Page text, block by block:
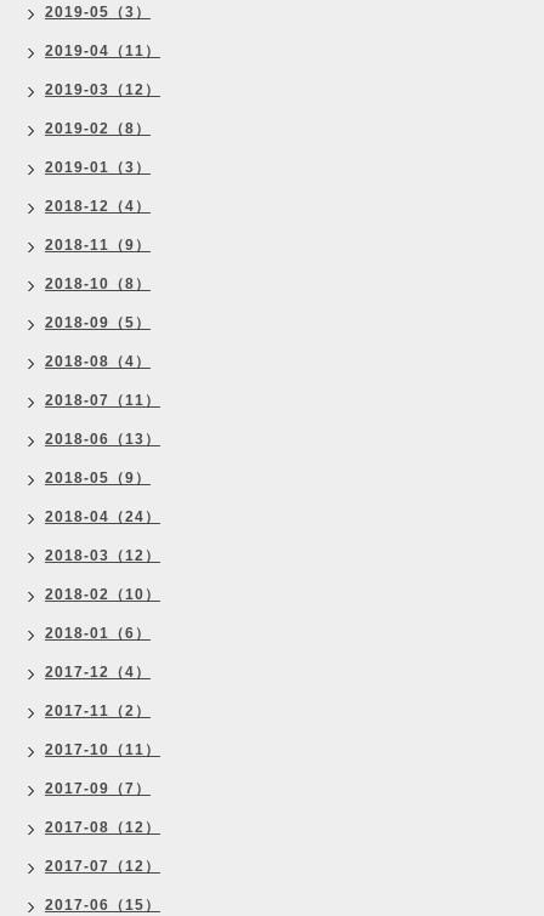
2019-05（3）
2019-04（11）
2019-03（12）
2019-02（8）
2019-01（3）
2018-12（4）
2018-11（9）
2018-10（8）
2018-09（5）
2018-08（4）
2018-07（11）
2018-06（13）
2018-05（9）
2018-04（24）
2018-03（12）
2018-02（10）
2018-01（6）
2017-12（4）
2017-11（2）
2017-10（11）
2017-09（7）
2017-08（12）
2017-07（12）
2017-06（15）